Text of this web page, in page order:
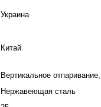
Украина
Китай
Вертикальное
Нержавеющая сталь